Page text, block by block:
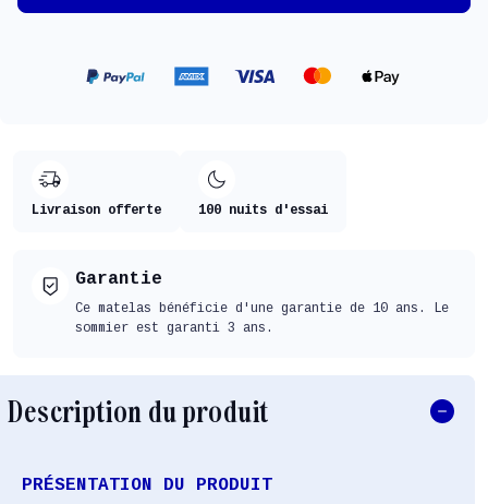
Livraison offerte 100 nuits d'essai
Garantie
Ce matelas bénéficie d'une garantie de 10 ans. Le
sommier est garanti 3 ans.
Description du produit
PRÉSENTATION DU PRODUIT